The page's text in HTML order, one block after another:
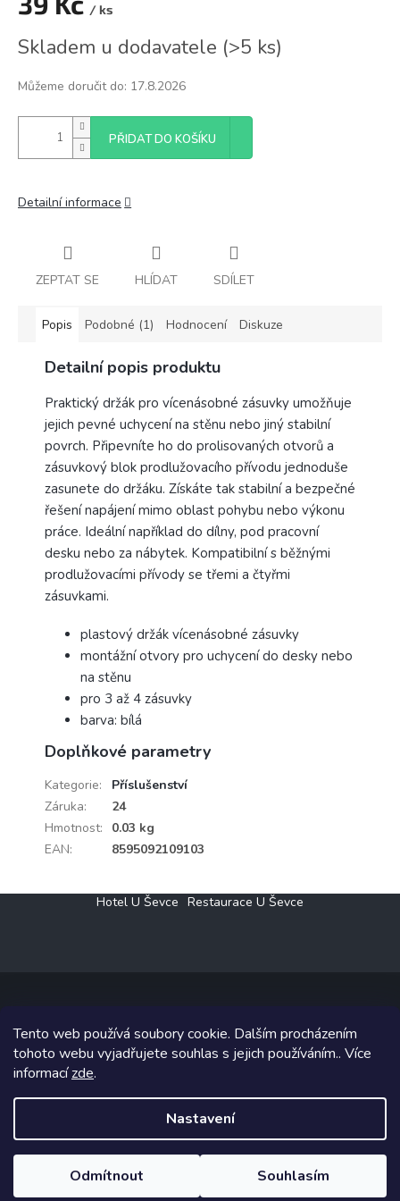
Tento web používá soubory cookie. Dalším procházením
tohoto webu vyjadřujete souhlas s jejich používáním.. Více
informacízde.
Nastavení
Odmítnout Souhlasím
/ ks
cena:
Skladem u dodavatele (>5 ks)
Můžeme doručit do: 17.8.2026
PŘIDAT DO KOŠÍKU
Detailní informace
ZEPTAT SE HLÍDAT SDÍLET
Popis Podobné (1) Hodnocení Diskuze
Detailní popis produktu
Praktický držák pro vícenásobné zásuvky umožňuje
jejich pevné uchycení na stěnu nebo jiný stabilní
povrch. Připevníte ho do prolisovaných otvorů a
zásuvkový blok prodlužovacího přívodu jednoduše
zasunete do držáku. Získáte tak stabilní a bezpečné
řešení napájení mimo oblast pohybu nebo výkonu
práce. Ideální například do dílny, pod pracovní
desku nebo za nábytek. Kompatibilní s běžnými
prodlužovacími přívody se třemi a čtyřmi
zásuvkami.
plastový držák vícenásobné zásuvky
montážní otvory pro uchycení do desky nebo
na stěnu
pro 3 až 4 zásuvky
barva: bílá
Doplňkové parametry
Kategorie:
Příslušenství
Záruka:
24
Hmotnost:
0.03 kg
EAN: 8595092109103
Hotel U Ševce Restaurace U Ševce
Copyright 2026Elektro Klesný s.r.o.. Všechna práva vyhrazena.
Grafický návrh vytvořil a na Shoptet implementoval
Shoptetak.cz.
Vytvořil Shoptet